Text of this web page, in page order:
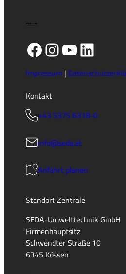
Facebook
Instagram
YouTube
LinkedIn
Impressum|
Kontakt
+43 5375 6318-0
info@seda.at
Anfahrt planen
Standort Zentrale
SEDA-Umwelttechnik GmbH
Firmenhauptsitz
Schwendter Straße 10
6345 Kössen